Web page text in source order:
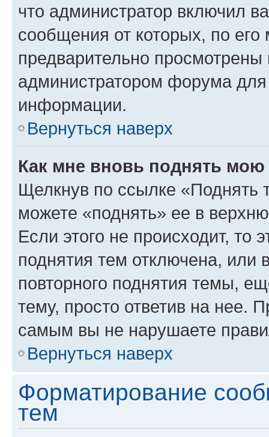
что администратор включил
сообщения от которых, по
предварительно
администратором форума
информации.
Вернуться наверх
Как мне вновь поднять мою
Щелкнув по ссылке «Поднять
можете «поднять» ее в
Если этого не происходит, то
поднятия тем отключена, или
повторного поднятия темы,
тему, просто ответив на нее.
самым вы не нарушаете
Вернуться наверх
Форматирование
тем